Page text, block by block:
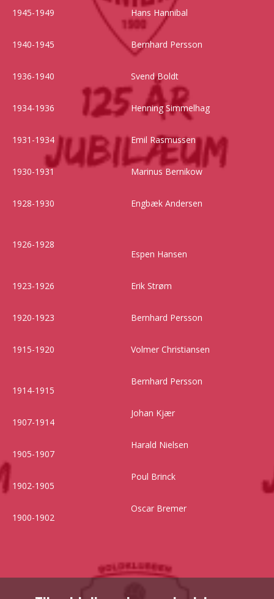
1945-1949 Hans Hannibal
1940-1945 Bernhard Persson
1936-1940 Svend Boldt
1934-1936 Henning Simmelhag
1931-1934 Emil Rasmussen
1930-1931 Marinus Bernikow
1928-1930 Engbæk Andersen
1926-1928
Espen Hansen
1923-1926 Erik Strøm
1920-1923 Bernhard Persson
1915-1920 Volmer Christiansen
1914-1915
Bernhard Persson
1907-1914
Johan Kjær
1905-1907
Harald Nielsen
1902-1905
Poul Brinck
1900-1902
Oscar Bremer